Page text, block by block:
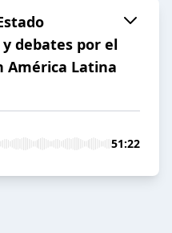
debates por el
América Latina
51:22